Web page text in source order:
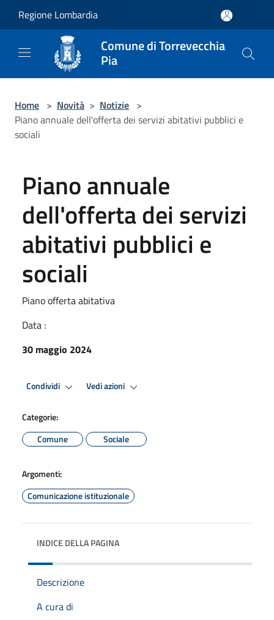
Regione Lombardia
Comune di Torrevecchia
Pia
Home > Novità > Notizie >
Piano annuale dell'offerta dei servizi abitativi pubblici e
sociali
Piano annuale
dell'offerta dei servizi
abitativi pubblici e
sociali
Piano offerta abitativa
Data :
30 maggio 2024
Condividi Vedi azioni
Categorie:
Comune
Sociale
Argomenti:
Comunicazione istituzionale
INDICE DELLA PAGINA
Descrizione
A cura di